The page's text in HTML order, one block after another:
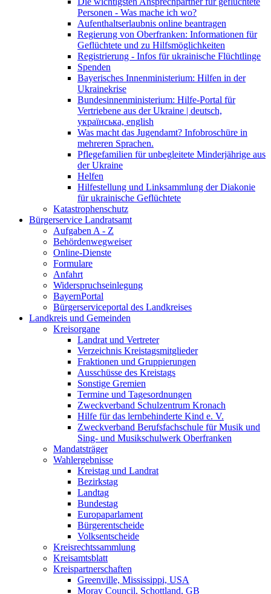
Personen - Was mache ich wo?
Aufenthaltserlaubnis online beantragen
Regierung von Oberfranken: Informationen für
Geflüchtete und zu Hilfsmöglichkeiten
Registrierung - Infos für ukrainische Flüchtlinge
Spenden
Bayerisches Innenministerium: Hilfen in der
Ukrainekrise
Bundesinnenministerium: Hilfe-Portal für
Vertriebene aus der Ukraine | deutsch,
українська, english
Was macht das Jugendamt? Infobroschüre in
mehreren Sprachen.
Pflegefamilien für unbegleitete Minderjährige aus
der Ukraine
Helfen
Hilfestellung und Linksammlung der Diakonie
für ukrainische Geflüchtete
Katastrophenschutz
Bürgerservice Landratsamt
Aufgaben A - Z
Behördenwegweiser
Online-Dienste
Formulare
Anfahrt
Widerspruchseinlegung
BayernPortal
Bürgerserviceportal des Landkreises
Landkreis und Gemeinden
Kreisorgane
Landrat und Vertreter
Verzeichnis Kreistagsmitglieder
Fraktionen und Gruppierungen
Ausschüsse des Kreistags
Sonstige Gremien
Termine und Tagesordnungen
Zweckverband Schulzentrum Kronach
Hilfe für das lernbehinderte Kind e. V.
Zweckverband Berufsfachschule für Musik und
Sing- und Musikschulwerk Oberfranken
Mandatsträger
Wahlergebnisse
Kreistag und Landrat
Bezirkstag
Landtag
Bundestag
Europaparlament
Bürgerentscheide
Volksentscheide
Kreisrechtssammlung
Kreisamtsblatt
Kreispartnerschaften
Greenville, Mississippi, USA
Moray Council, Schottland, GB